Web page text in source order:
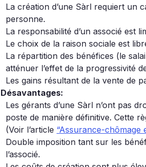
La création d’une Sàrl requiert un
personne.
La responsabilité d’un associé est
Le choix de la raison sociale est
La répartition des bénéfices (le
atténuer l’effet de la progressivité
Les gains résultant de la vente de
Désavantages:
Les gérants d’une Sàrl n’ont pas
poste de manière définitive. Cette
(Voir l’article “Assurance-chômage
Double imposition tant sur les
l’associé.